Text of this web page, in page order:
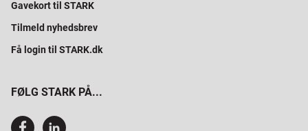
Gavekort til STARK
Tilmeld nyhedsbrev
Få login til STARK.dk
FØLG STARK PÅ...